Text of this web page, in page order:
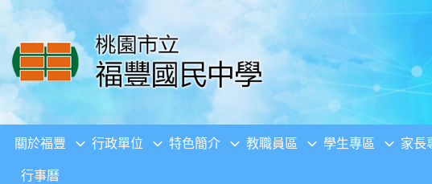
移至網頁之主要內容區位置
關於福豐 行政單位 特色簡介 教職員區 學生專區 家長
行事曆